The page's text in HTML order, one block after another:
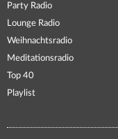
Party Radio
Lounge Radio
Weihnachtsradio
Meditationsradio
Top 40
Playlist